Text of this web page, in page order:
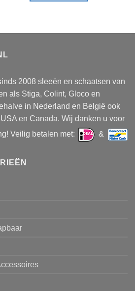
2008 sleeën en schaatsen van
als Stiga, Colint, Gloco en
in Nederland en België ook
en Canada. Wij danken u voor
Veilig betalen met:
&